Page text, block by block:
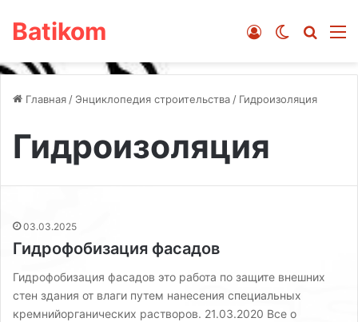
Batikom Switch skin
Войти
Главная / Энциклопедия строительства / Гидроизоляция
Гидроизоляция
03.03.2025
Гидрофобизация фасадов
Гидрофобизация фасадов это работа по защите внешних
стен здания от влаги путем нанесения специальных
кремнийорганических растворов. 21.03.2020 Все о